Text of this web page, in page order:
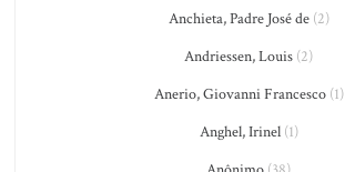
Anchieta, Padre José de(2)
Andriessen, Louis (2)
Anerio, Giovanni Francesco(1)
Anghel, Irinel(1)